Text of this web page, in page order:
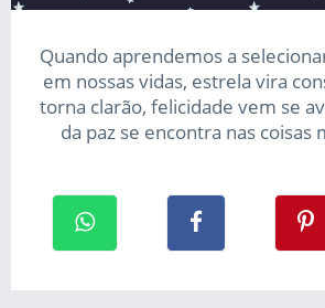
Quando aprendemos a
em nossas vidas, estrela vira
torna clarão, felicidade vem se
da paz se encontra nas coisas